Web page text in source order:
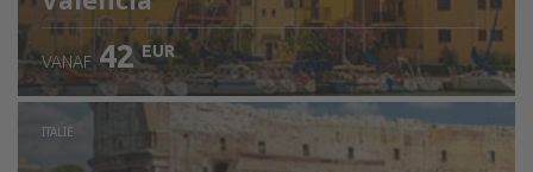
VANAF 42 EUR
ITALIË